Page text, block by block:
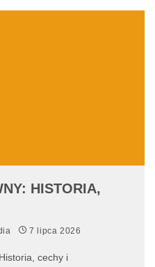
HISTORIA,
7 lipca 2026
cechy i